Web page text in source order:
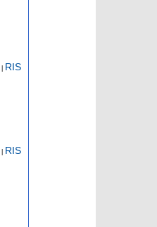
RIS
RIS